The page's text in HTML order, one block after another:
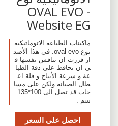
OVAL EVO -
Website EG
ماكينات الطباعة الاتوماتيكية
نوع oval evo. فى هذا الأصد
ار قررت ان تنافس نفسها ف
ى ان تحافظ على دقة الطبا
عة و سرعة الأنتاج و قلة اع
طال الصيانة ولكن على مسا
حات قد تصل الى 100*135
سم .
احصل على السعر